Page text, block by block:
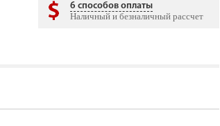
6 способов оплаты
Наличный и безналичный рассчет